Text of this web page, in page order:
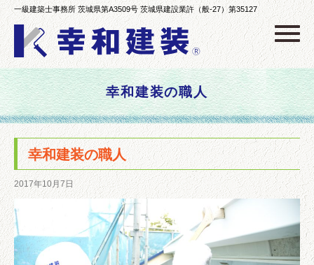
一級建築士事務所 茨城県第A3509号 茨城県建設業許（般-27）第35127
Click
幸和建装の職人
幸和建装の職人
2017年10月7日